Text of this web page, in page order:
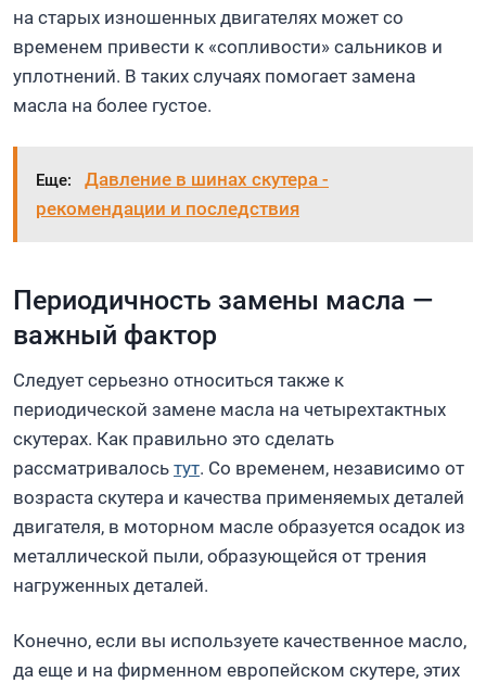
на старых изношенных двигателях может со
временем привести к «сопливости» сальников и
уплотнений. В таких случаях помогает замена
масла на более густое.
Еще:
Давление в шинах скутера -
рекомендации и последствия
Периодичность замены масла —
важный фактор
Следует серьезно относиться также к
периодической замене масла на четырехтактных
скутерах. Как правильно это сделать
рассматривалось тут. Со временем, независимо от
возраста скутера и качества применяемых деталей
двигателя, в моторном масле образуется осадок из
металлической пыли, образующейся от трения
нагруженных деталей.
Конечно, если вы используете качественное масло,
да еще и на фирменном европейском скутере, этих